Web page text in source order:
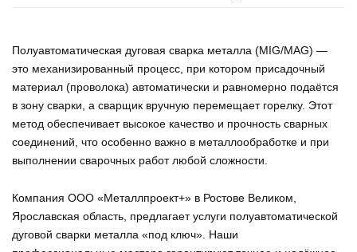
Полуавтоматическая дуговая сварка металла (MIG/MAG) —
это механизированный процесс, при котором присадочный
материал (проволока) автоматически и равномерно подаётся
в зону сварки, а сварщик вручную перемещает горелку. Этот
метод обеспечивает высокое качество и прочность сварных
соединений, что особенно важно в металлообработке и при
выполнении сварочных работ любой сложности.
Компания ООО «Металлпроект+» в Ростове Великом,
Ярославская область, предлагает услуги полуавтоматической
дуговой сварки металла «под ключ». Наши